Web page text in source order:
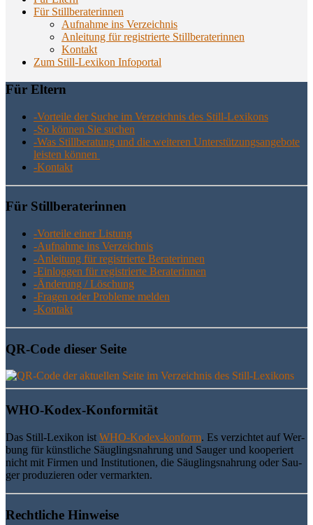
Für Stillberaterinnen
Aufnahme ins Verzeichnis
Anlei­tung für regis­trier­te Stillberaterinnen
Kon­takt
Zum Still-Lexikon Infoportal
Für Eltern
-Vor­tei­le der Suche im Ver­zeich­nis des Still-Lexikons
-So kön­nen Sie suchen
-Was Still­be­ra­tung und die wei­te­ren Unter­stüt­zungs­an­ge­bo­te
leis­ten können
-Kon­takt
Für Still­be­ra­te­rin­nen
-Vor­tei­le einer Listung
-Auf­nah­me ins Verzeichnis
-Anlei­tung für regis­trier­te Beraterinnen
-Ein­log­gen für regis­trier­te Beraterinnen
-Ände­rung / Löschung
-Fra­gen oder Pro­ble­me melden
-Kon­takt
QR-Code die­ser Seite
WHO-Kodex-Kon­for­mi­tät
Das Still-Lexi­kon ist WHO-Kodex-kon­form. Es ver­zich­tet auf Wer­
bung für künst­li­che Säug­lings­nah­rung und Sau­ger und koope­riert
nicht mit Fir­men und Insti­tu­tio­nen, die Säug­lings­nah­rung oder Sau­
ger pro­du­zie­ren oder vermarkten.
Recht­li­che Hinweise